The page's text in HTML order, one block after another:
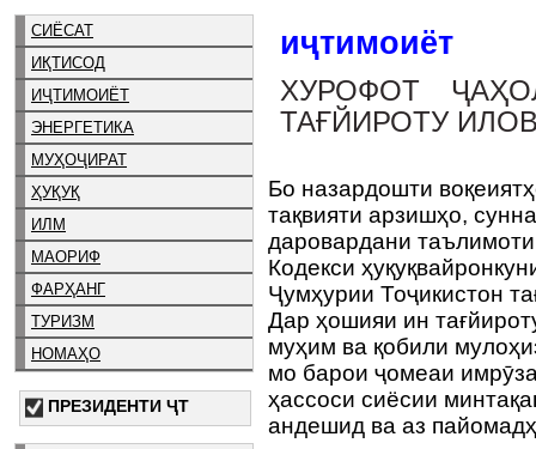
СИЁСАТ
ИҚТИСОД
ИҶТИМОИЁТ
ЭНЕРГЕТИКА
МУҲОҶИРАТ
ҲУҚУҚ
ИЛМ
МАОРИФ
ФАРҲАНГ
ТУРИЗМ
НОМАҲО
ПРЕЗИДЕНТИ ҶТ
иҷтимоиёт
ХУРОФОТ
ТАҒЙИРОТУ
Бо назардошти
тақвияти арзишҳо,
даровардани
Кодекси
Ҷумҳурии Тоҷикистон
Дар ҳошияи ин
муҳим ва қобили
мо барои ҷомеаи
ҳассоси сиёсии
андешид ва аз